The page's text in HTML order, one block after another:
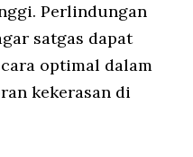
Perlindungan
satgas dapat
optimal dalam
kekerasan di